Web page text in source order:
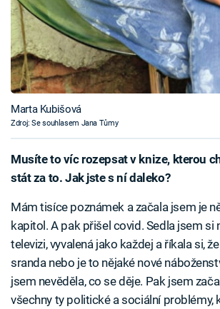
Marta Kubišová
Zdroj: Se souhlasem Jana Tůmy
Musíte to víc rozepsat v knize, kterou
stát za to. Jak jste s ní daleko?
Mám tisíce poznámek a začala jsem je
kapitol. A pak přišel covid. Sedla jsem si
televizi, vyvalená jako každej a říkala si,
sranda nebo je to nějaké nové
jsem nevěděla, co se děje. Pak jsem
všechny ty politické a sociální problémy,